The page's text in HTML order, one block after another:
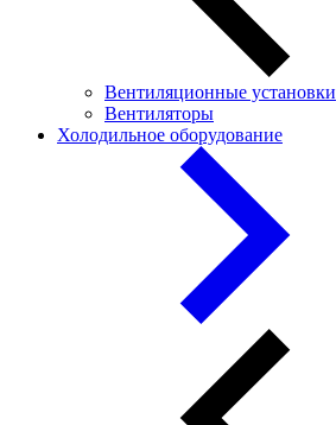
Вентиляционные установки
Вентиляторы
Холодильное оборудование